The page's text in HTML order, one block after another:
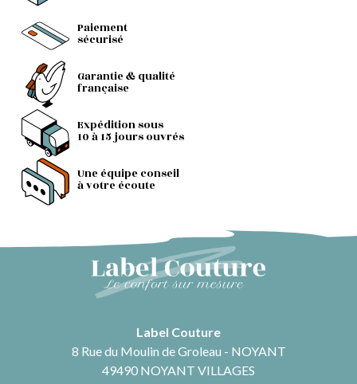
Paiement
sécurisé
Garantie & qualité
française
Expédition sous
10 à 15 jours ouvrés
Une équipe conseil
à votre écoute
Label Couture
8 Rue du Moulin de Groleau - NOYANT
49490 NOYANT VILLAGES